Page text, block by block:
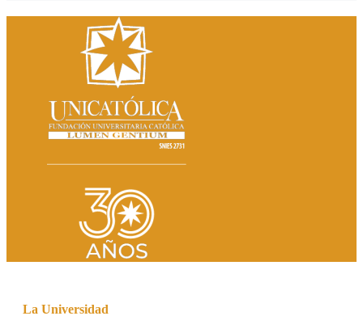
La Universidad